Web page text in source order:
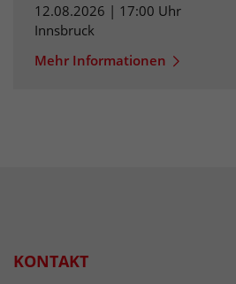
12.08.2026 | 17:00 Uhr
Innsbruck
Mehr Informationen
KONTAKT